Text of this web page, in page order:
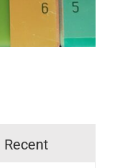
Recent